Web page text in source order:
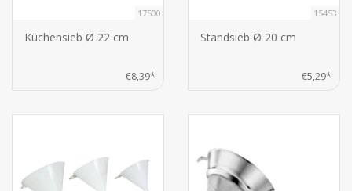
17500
Küchensieb Ø 22 cm
€8,39*
15453
Standsieb Ø 20 cm
€5,29*